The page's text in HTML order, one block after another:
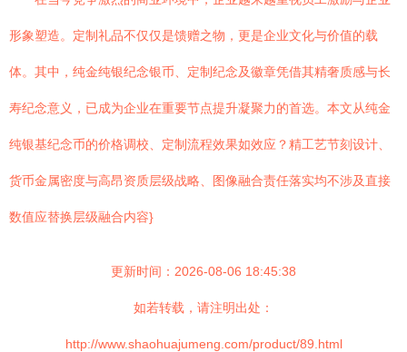
形象塑造。定制礼品不仅仅是馈赠之物，更是企业文化与价值的载
体。其中，纯金纯银纪念银币、定制纪念及徽章凭借其精奢质感与长
寿纪念意义，已成为企业在重要节点提升凝聚力的首选。本文从纯金
纯银基纪念币的价格调校、定制流程效果如效应？精工艺节刻设计、
货币金属密度与高昂资质层级战略、图像融合责任落实均不涉及直接
数值应替换层级融合内容}
更新时间：2026-08-06 18:45:38
如若转载，请注明出处：
http://www.shaohuajumeng.com/product/89.html